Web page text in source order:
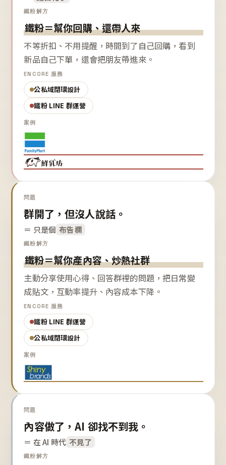
鐵粉解方
鐵粉＝幫你回購、還帶人來
不等折扣、不用提醒，時間到了自己回購，看到
新品自己下單，還會把朋友帶進來。
ENCORE 服務
公私域閉環設計
鐵粉 LINE 群運營
案例
問題
群開了，但沒人說話。
＝ 只是個 布告欄
鐵粉解方
鐵粉＝幫你產內容、炒熱社群
主動分享使用心得、回答群裡的問題，把日常變
成貼文，互動率提升、內容成本下降。
ENCORE 服務
鐵粉 LINE 群運營
公私域閉環設計
案例
問題
內容做了，AI 卻找不到我。
＝ 在 AI 時代 不見了
鐵粉解方